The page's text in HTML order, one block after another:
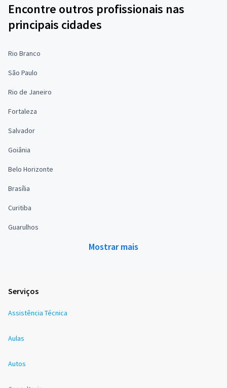
Encontre outros profissionais nas
principais cidades
Rio Branco
São Paulo
Rio de Janeiro
Fortaleza
Salvador
Goiânia
Belo Horizonte
Brasília
Curitiba
Guarulhos
Mostrar mais
Serviços
Assistência Técnica
Aulas
Autos